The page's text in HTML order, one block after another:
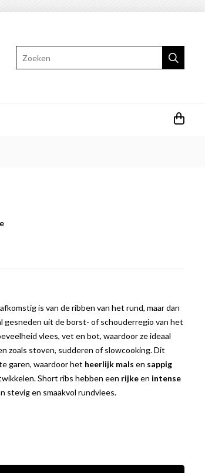
is van de ribben van het rund, maar dan
gesneden uit de borst- of schouderregio van het
vlees, vet en bot, waardoor ze ideaal
zoals stoven, sudderen of slowcooking. Dit
garen, waardoor het heerlijk mals en sappig
Short ribs hebben een rijkeen intense
stevig en smaakvol rundvlees.